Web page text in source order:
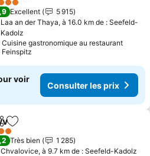
Excellent
5 915
Laa an der Thaya, à 16.0 km de : Seefeld-
Kadolz
Cuisine gastronomique au restaurant
Feinspitz
voir
Consulter les prix
Ajouter à mes favoris
Très bien
1 285
Chvalovice, à 9.7 km de : Seefeld-Kadolz